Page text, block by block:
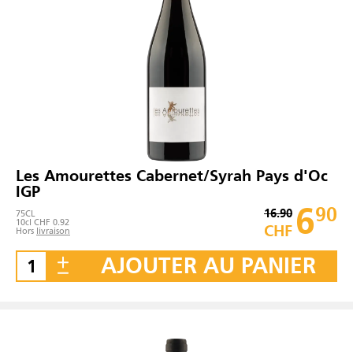
Les Amourettes Cabernet/Syrah Pays d'Oc
IGP
75CL
10cl CHF 0.92
Hors livraison
16.90
CHF 690
AJOUTER AU PANIER